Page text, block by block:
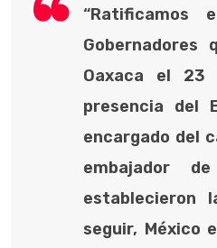
“Ratificamos
Gobernadores
Oaxaca el
presencia del
encargado del
embajador
establecieron
seguir, México